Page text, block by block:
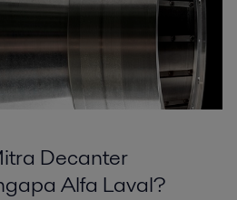
Decanter
Alfa Laval?